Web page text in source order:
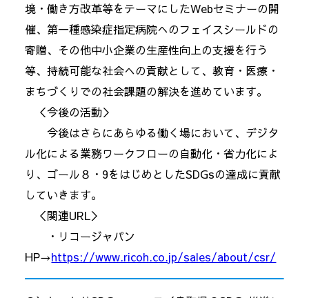
境・働き方改革等をテーマにしたWebセミナーの開
催、第一種感染症指定病院へのフェイスシールドの
寄贈、その他中小企業の生産性向上の支援を行う
等、持続可能な社会への貢献として、教育・医療・
まちづくりでの社会課題の解決を進めています。
＜今後の活動＞
今後はさらにあらゆる働く場において、デジタ
ル化による業務ワークフローの自動化・省力化によ
り、ゴール８・9をはじめとしたSDGsの達成に貢献
していきます。
＜関連URL＞
・リコージャパン
HP→https://www.ricoh.co.jp/sales/about/csr/